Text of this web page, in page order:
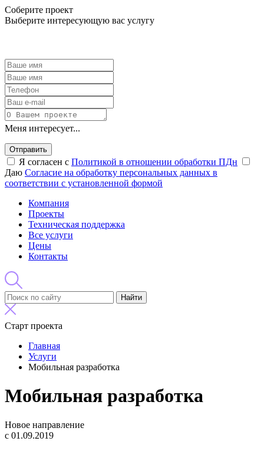
Соберите проект
Выберите интересующую вас услугу
Меня интересует...
Отправить
Я согласен с Политикой в отношении обработки ПДн
Даю Согласие на обработку персональных данных в
соответствии с установленной формой
Компания
Проекты
Техническая поддержка
Все услуги
Цены
Контакты
Найти
Старт проекта
Главная
Услуги
Мобильная разработка
Мобильная разработка
Новое направление
с 01.09.2019